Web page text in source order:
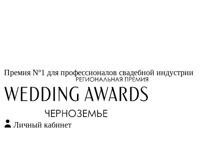
Перейти
содержимому
Премия Nº1 для профессионалов свадебной индустрии
Личный кабинет